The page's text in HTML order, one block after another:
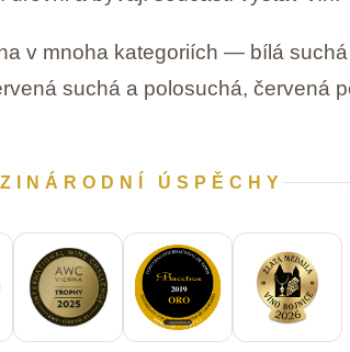
v mnoha kategoriích — bílá
suchá a polosuchá, červená
ÚSPĚCHY